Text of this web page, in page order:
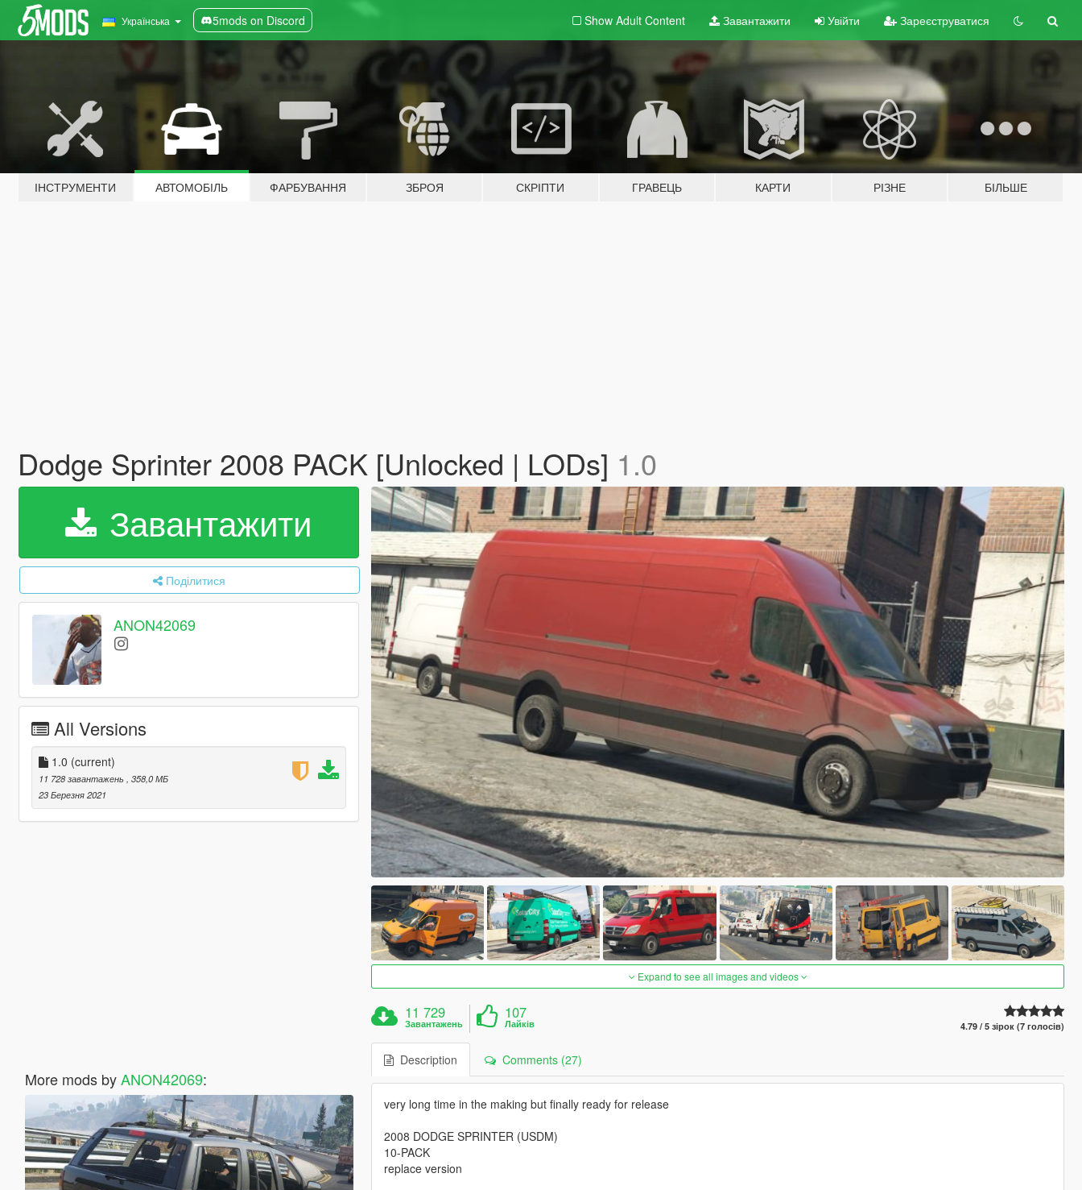
Українська 5mods on Discord Show Adult Content Завантажити Увійти Зареєструватися
ІНСТРУМЕНТИ АВТОМОБІЛЬ ФАРБУВАННЯ ЗБРОЯ СКРІПТИ ГРАВЕЦЬ КАРТИ РІЗНЕ БІЛЬШЕ
Dodge Sprinter 2008 PACK [Unlocked | LODs] 1.0
Завантажити
Поділитися
ANON42069
All Versions
1.0 (current)
11 728 завантажень
, 358,0 МБ
23 Березня 2021
More mods byANON42069:
Expand to see all images and videos
11 729
Завантажень
107
Лайків 4.79 / 5 зірок (7 голосів)
Description Comments (27)
very long time in the making but finally ready for release
2008 DODGE SPRINTER (USDM)
10-PACK
replace version